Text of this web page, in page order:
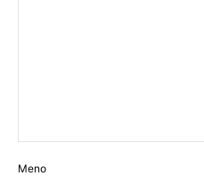
Meno